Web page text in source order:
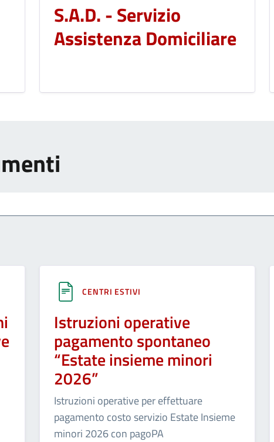
S.A.D. - Servizio
Assistenza Domiciliare
CENTRI ESTIVI
Istruzioni operative
pagamento spontaneo
“Estate insieme minori
2026”
Istruzioni operative per effettuare
pagamento costo servizio Estate Insieme
minori 2026 con pagoPA